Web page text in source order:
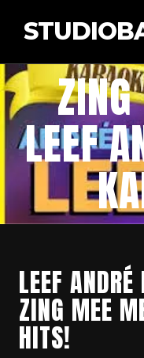
LEEF
LEEF
ZING MEE
HITS!